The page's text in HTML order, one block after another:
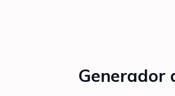
Generador